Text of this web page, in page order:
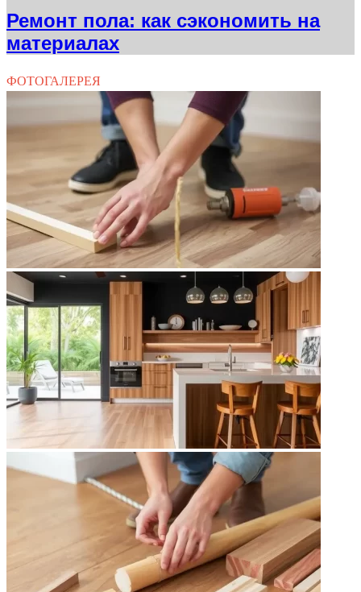
Ремонт пола: как сэкономить на
материалах
ФОТОГАЛЕРЕЯ